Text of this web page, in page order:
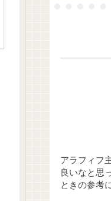
アラフィフ
良いなと思
ときの参考